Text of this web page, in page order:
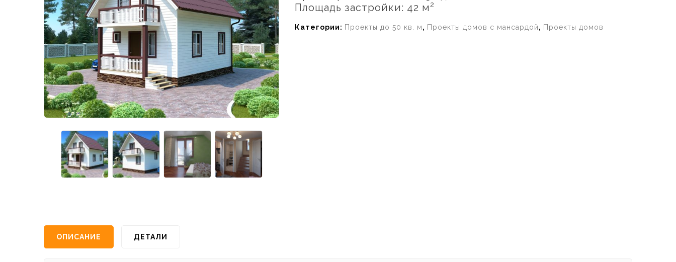
Площадь застройки: 42 м 2
Категории: Проекты до 50 кв. м, Проекты домов с мансардой, Проекты домов
ОПИСАНИЕ ДЕТАЛИ